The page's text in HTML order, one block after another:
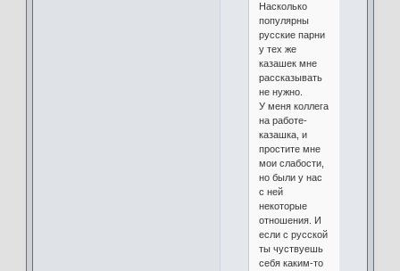
Насколько
популярны
русские парни
у тех же
казашек мне
рассказывать
не нужно.
У меня коллега
на работе-
казашка, и
простите мне
мои слабости,
но были у нас
с ней
некоторые
отношения. И
если с русской
ты чуствуешь
себя каким-то